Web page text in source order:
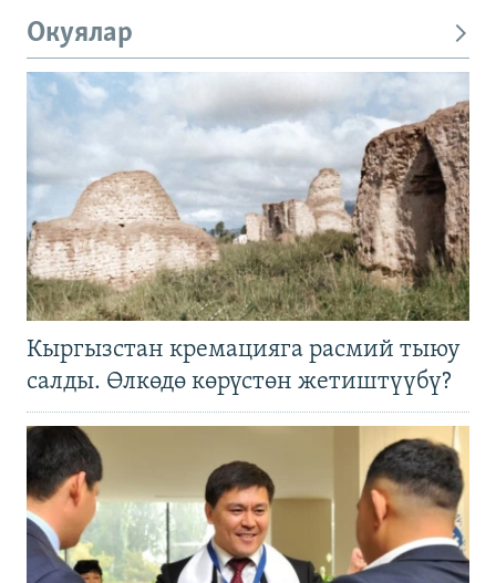
Окуялар
Кыргызстан кремацияга расмий тыюу
салды. Өлкөдө көрүстөн жетиштүүбү?